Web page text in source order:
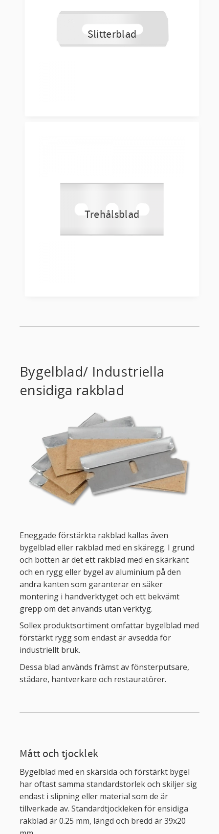
Slitterblad
Trehålsblad
Bygelblad/ Industriella
ensidiga rakblad
Eneggade förstärkta rakblad kallas även
bygelblad eller rakblad med en skäregg. I grund
och botten är det ett rakblad med en skärkant
och en rygg eller bygel av aluminium på den
andra kanten som garanterar en säker
montering i handverktyget och ett bekvämt
grepp om det används utan verktyg.
Sollex produktsortiment omfattar bygelblad med
förstärkt rygg som endast är avsedda för
industriellt bruk.
Dessa blad används främst av fönsterputsare,
städare, hantverkare och restauratörer.
Mått och tjocklek
Bygelblad med en skärsida och förstärkt bygel
har oftast samma standardstorlek och skiljer sig
endast i slipning eller material som de är
tillverkade av. Standardtjockleken för ensidiga
rakblad är 0.25 mm, längd och bredd är 39x20